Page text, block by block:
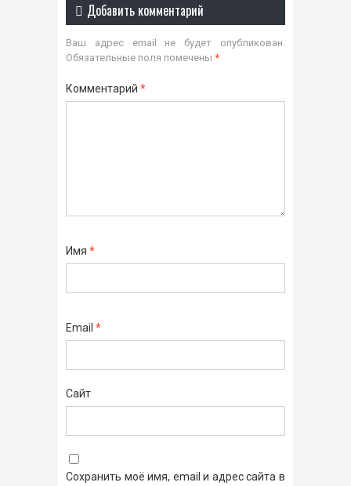
Добавить комментарий
Ваш адрес email не будет опубликован.
Обязательные поля помечены *
Комментарий *
Имя *
Email *
Сайт
Сохранить моё имя, email и адрес сайта в